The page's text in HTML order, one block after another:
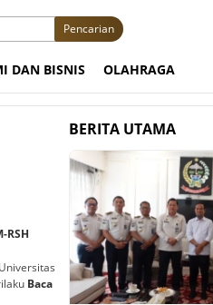
Pencarian
DAN BISNIS OLAHRAGA
RSH
Baca
BERITA UTAMA